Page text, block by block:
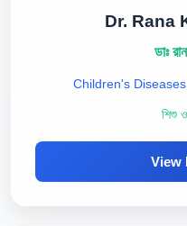
Dr. Rana
ডাঃ
Children's
শিশু
View